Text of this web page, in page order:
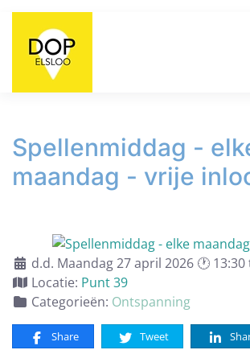
Spellenmiddag -
maandag - vrije
d.d. Maandag 27 april 2026 🕐
Locatie: Punt 39
Categorieën: Ontspanning
Share Tweet